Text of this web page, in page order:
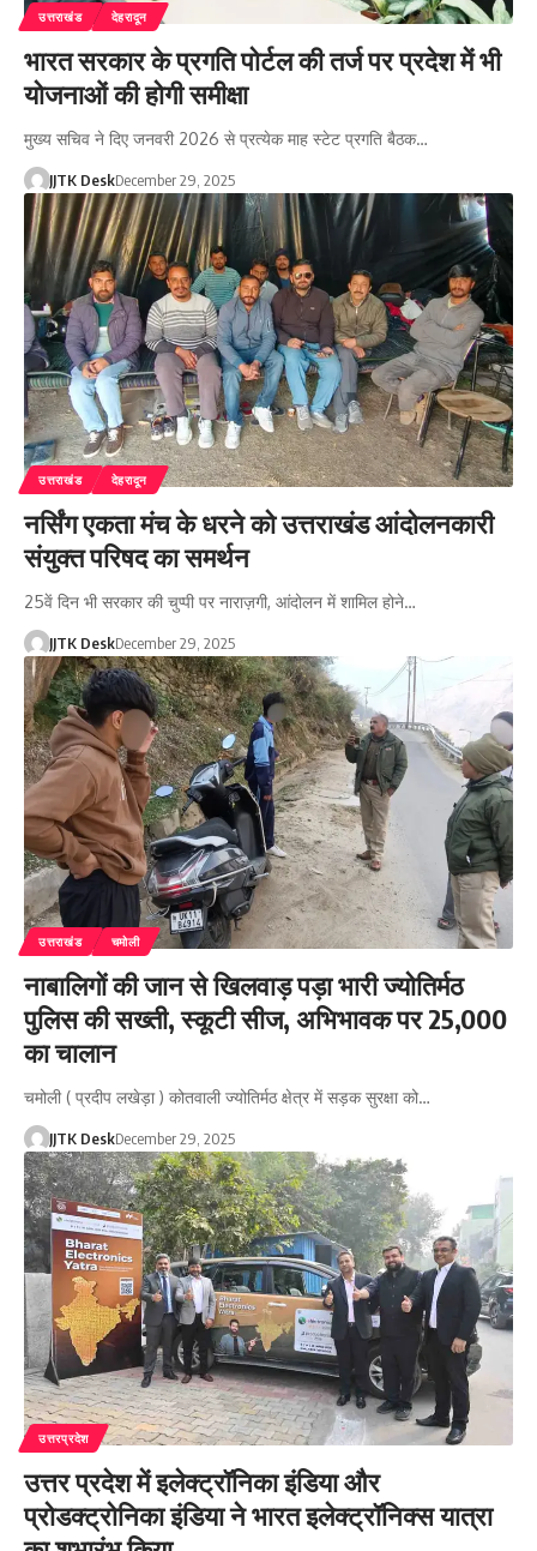
उत्तराखंड देहरादून
भारत सरकार के प्रगति पोर्टल की तर्ज पर प्रदेश में भी
योजनाओं की होगी समीक्षा
मुख्य सचिव ने दिए जनवरी 2026 से प्रत्येक माह स्टेट प्रगति बैठक…
JJTK DeskDecember 29, 2025
उत्तराखंड देहरादून
नर्सिंग एकता मंच के धरने को उत्तराखंड आंदोलनकारी
संयुक्त परिषद का समर्थन
25वें दिन भी सरकार की चुप्पी पर नाराज़गी, आंदोलन में शामिल होने…
JJTK DeskDecember 29, 2025
उत्तराखंड चमोली
नाबालिगों की जान से खिलवाड़ पड़ा भारी ज्योतिर्मठ
पुलिस की सख्ती, स्कूटी सीज, अभिभावक पर 25,000
का चालान
चमोली ( प्रदीप लखेड़ा ) कोतवाली ज्योतिर्मठ क्षेत्र में सड़क सुरक्षा को…
JJTK DeskDecember 29, 2025
उत्तरप्रदेश
उत्तर प्रदेश में इलेक्ट्रॉनिका इंडिया और
प्रोडक्ट्रोनिका इंडिया ने भारत इलेक्ट्रॉनिक्स यात्रा